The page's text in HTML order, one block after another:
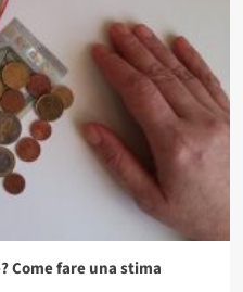
Come fare una stima